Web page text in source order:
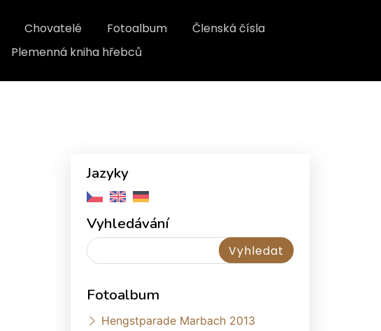
Chovatelé Fotoalbum
Členská čísla
Plemenná kniha hřebců
Jazyky
Vyhledávání
Fotoalbum
Hengstparade Marbach 2013